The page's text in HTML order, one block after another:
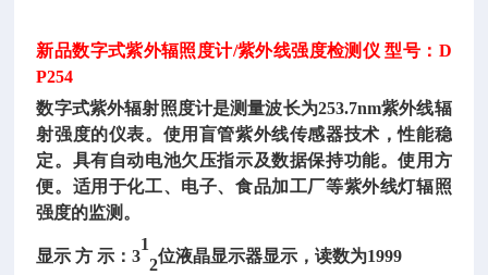
新品数字式紫外辐照度计/紫外线强度检测仪 型号：D
P254
数字式紫外辐射照度计是测量波长为253.7nm紫外线辐
射强度的仪表。使用盲管紫外线传感器技术，性能稳
定。具有自动电池欠压指示及数据保持功能。使用方
便。适用于化工、电子、食品加工厂等紫外线灯辐照
强度的监测。
显示 方 示：3
1
2位液晶显示器显示，读数为1999